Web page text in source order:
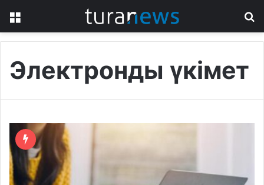
Электронды үкімет